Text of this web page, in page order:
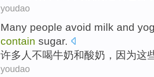
youdao
Many people avoid milk and
contain sugar.
许多 人 不喝牛奶和酸奶 ， 因为这
youdao